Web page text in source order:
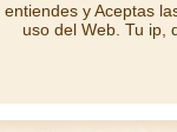
y Aceptas
uso del Web. Tu ip,